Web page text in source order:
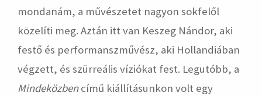
mondanám, a művészetet nagyon sokfelől
közelíti meg. Aztán itt van Keszeg Nándor, aki
festő és performanszművész, aki Hollandiában
végzett, és szürreális víziókat fest. Legutóbb, a
Mindeközbencímű kiállításunkon volt egy